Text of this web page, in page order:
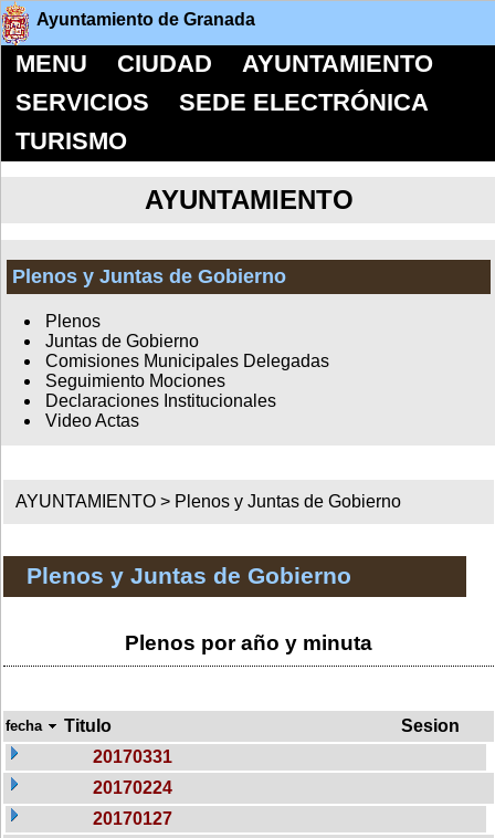
Ayuntamiento de Granada
MENU CIUDAD
AYUNTAMIENTO
SERVICIOS
SEDE ELECTRÓNICA
TURISMO
AYUNTAMIENTO
Plenos y Juntas de Gobierno
Plenos
Juntas de Gobierno
Comisiones Municipales Delegadas
Seguimiento Mociones
Declaraciones Institucionales
Video Actas
AYUNTAMIENTO > Plenos y Juntas de Gobierno
Plenos y Juntas de Gobierno
Plenos por año y minuta
fecha Titulo
Sesion
20170331
20170224
20170127